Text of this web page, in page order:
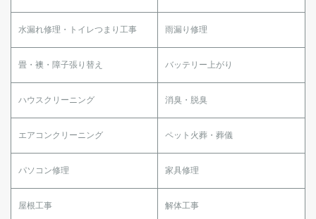
水漏れ修理・トイレつまり工事 雨漏り修理
畳・襖・障子張り替え バッテリー上がり
ハウスクリーニング 消臭・脱臭
エアコンクリーニング ペット火葬・葬儀
パソコン修理 家具修理
屋根工事 解体工事